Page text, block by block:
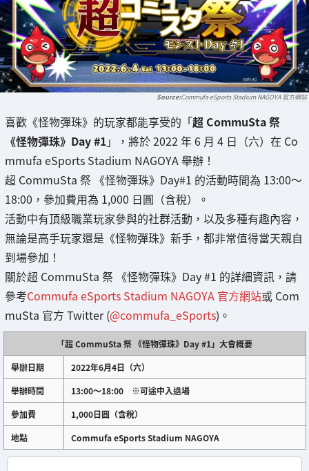
Commufa eSports Stadium NAGOYA 官方網站
喜歡《怪物彈珠》的玩家都能享受的「超 CommuSta 祭
《怪物彈珠》Day #1」，將於 2022 年 6 月 4 日（六）在 Co
mmufa eSports Stadium NAGOYA 舉辦！
超 CommuSta 祭 《怪物彈珠》Day#1 的活動時間為 13:00～
18:00，參加費用為 1,000 日圓（含稅）。
活動中有頂級職業玩家參與的社群活動，以及多種有趣內容，
無論是高手玩家還是《怪物彈珠》新手，都非常值得當天親自
到場參加！
關於超 CommuSta 祭 《怪物彈珠》Day #1 的詳細資訊，請
參考Commufa eSports Stadium NAGOYA 官方網站或 Com
muSta 官方 Twitter (@commufa_eSports)。
「超 CommuSta 祭 《怪物彈珠》Day #1」大會概要
舉辦日期
2022年6月4日（六）
舉辦時間
13:00～18:00 ※可途中入退場
參加費
1,000日圓（含稅）
地點
Commufa eSports Stadium NAGOYA